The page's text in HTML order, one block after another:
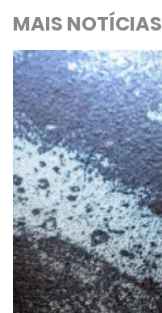
MAIS NOTÍCIAS